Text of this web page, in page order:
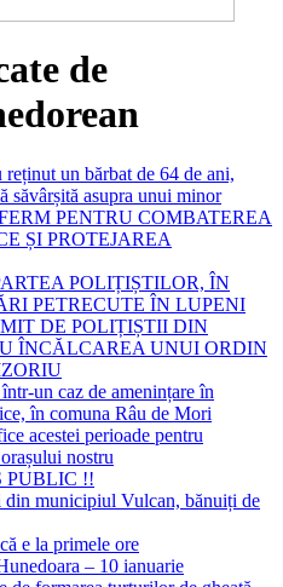
de
un bărbat de 64 de ani,
săvârșită asupra unui minor
PENTRU COMBATEREA
ȘI PROTEJAREA
POLIȚIȘTILOR, ÎN
PETRECUTE ÎN LUPENI
DE POLIȚIȘTII DIN
ÎNCĂLCAREA UNUI ORDIN
un caz de amenințare în
în comuna Râu de Mori
acestei perioade pentru
nostru
PUBLIC !!
municipiul Vulcan, bănuiți de
e la primele ore
– 10 ianuarie